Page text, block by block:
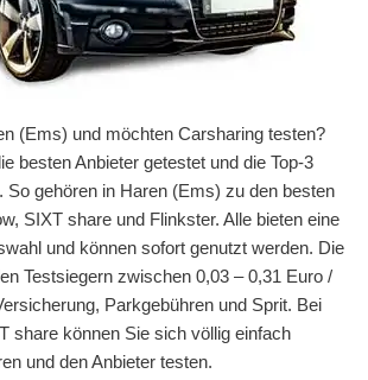
(Ems) und möchten Carsharing testen?
besten Anbieter getestet und die Top-3
gehören in Haren (Ems) zu den besten
SIXT share und Flinkster. Alle bieten eine
und können sofort genutzt werden. Die
Testsiegern zwischen 0,03 – 0,31 Euro /
Parkgebühren und Sprit. Bei
share können Sie sich völlig einfach
und den Anbieter testen.